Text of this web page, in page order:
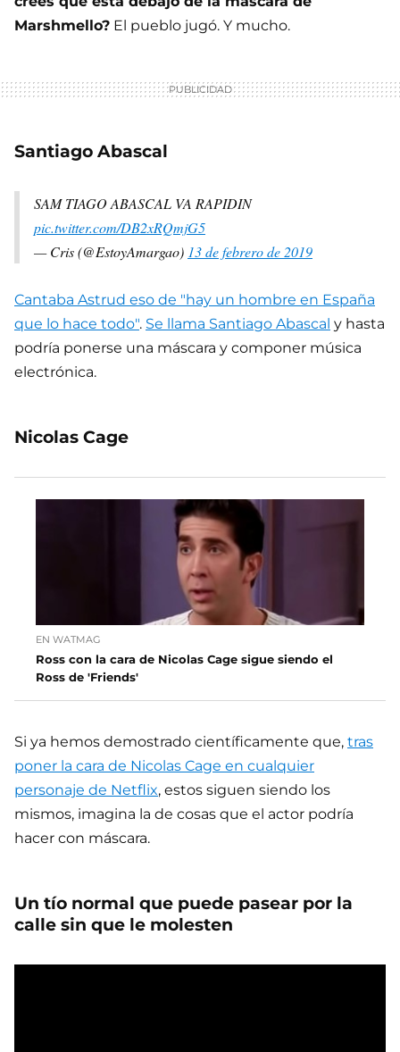
Marshmello? El pueblo jugó. Y mucho.
Santiago Abascal
SAM TIAGO ABASCAL VA RAPIDIN
pic.twitter.com/DB2xRQmjG5
— Cris (@EstoyAmargao) 13 de febrero de 2019
Cantaba Astrud eso de "hay un hombre en España
que lo hace todo". Se llama Santiago Abascal y hasta
podría ponerse una máscara y componer música
electrónica.
Nicolas Cage
EN WATMAG
Ross con la cara de Nicolas Cage sigue siendo el
Ross de 'Friends'
Si ya hemos demostrado científicamente que, tras
poner la cara de Nicolas Cage en cualquier
personaje de Netflix, estos siguen siendo los
mismos, imagina la de cosas que el actor podría
hacer con máscara.
Un tío normal que puede pasear por la
calle sin que le molesten